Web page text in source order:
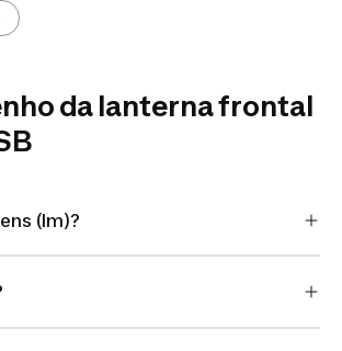
da lanterna frontal
(lm)?